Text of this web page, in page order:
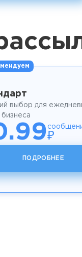
выбор для
бизнеса
₽
ПОДРОБНЕЕ